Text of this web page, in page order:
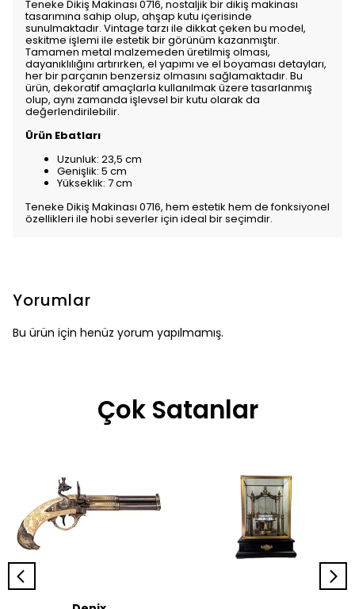
Teneke Dikiş Makinası 0716, nostaljik bir dikiş makinası
tasarımına sahip olup, ahşap kutu içerisinde
sunulmaktadır. Vintage tarzı ile dikkat çeken bu model,
eskitme işlemi ile estetik bir görünüm kazanmıştır.
Tamamen metal malzemeden üretilmiş olması,
dayanıklılığını artırırken, el yapımı ve el boyaması detayları,
her bir parçanın benzersiz olmasını sağlamaktadır. Bu
ürün, dekoratif amaçlarla kullanılmak üzere tasarlanmış
olup, aynı zamanda işlevsel bir kutu olarak da
değerlendirilebilir.
Ürün Ebatları
Uzunluk: 23,5 cm
Genişlik: 5 cm
Yükseklik: 7 cm
Teneke Dikiş Makinası 0716, hem estetik hem de fonksiyonel
özellikleri ile hobi severler için ideal bir seçimdir.
Yorumlar
Bu ürün için henüz yorum yapılmamış.
Çok Satanlar